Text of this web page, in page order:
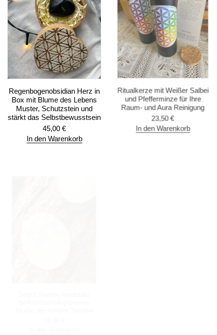
Regenbogenobsidian Herz in
Box mit Blume des Lebens
Muster, Schutzstein und
stärkt das Selbstbewusstsein
45,00 €
In den Warenkorb
Ritualkerze mit Weißer Salbei
und Pfefferminze für Ihre
Raum- und Aura Reinigung
23,50€
In den Warenkorb